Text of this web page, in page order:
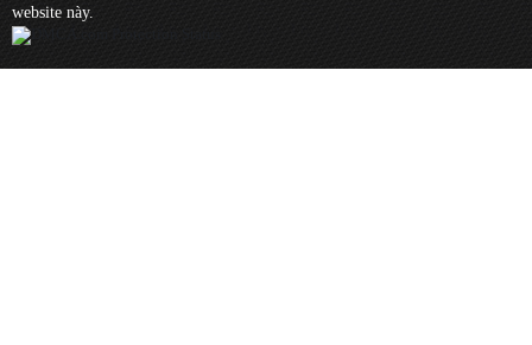
website này.